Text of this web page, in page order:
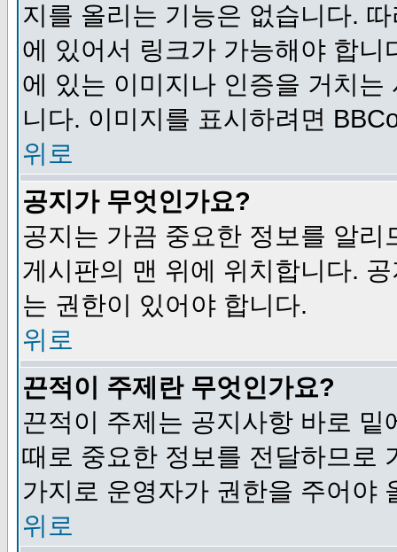
지를 올리는 기능은 없습니다.
에 있어서 링크가 가능해야 합
에 있는 이미지나 인증을 거치
니다. 이미지를 표시하려면
위로
공지가 무엇인가요?
공지는 가끔 중요한 정보를 알
게시판의 맨 위에 위치합니다.
는 권한이 있어야 합니다.
위로
끈적이 주제란 무엇인가요?
끈적이 주제는 공지사항 바로
때로 중요한 정보를 전달하므로
가지로 운영자가 권한을 주어야
위로